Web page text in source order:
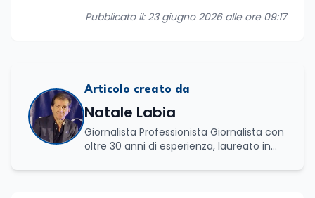
Pubblicato il: 23 giugno 2026 alle ore 09:17
Articolo creato da
Natale Labia
Giornalista Professionista Giornalista con
oltre 30 anni di esperienza, laureato in
all’Università La Sapienza di Roma,